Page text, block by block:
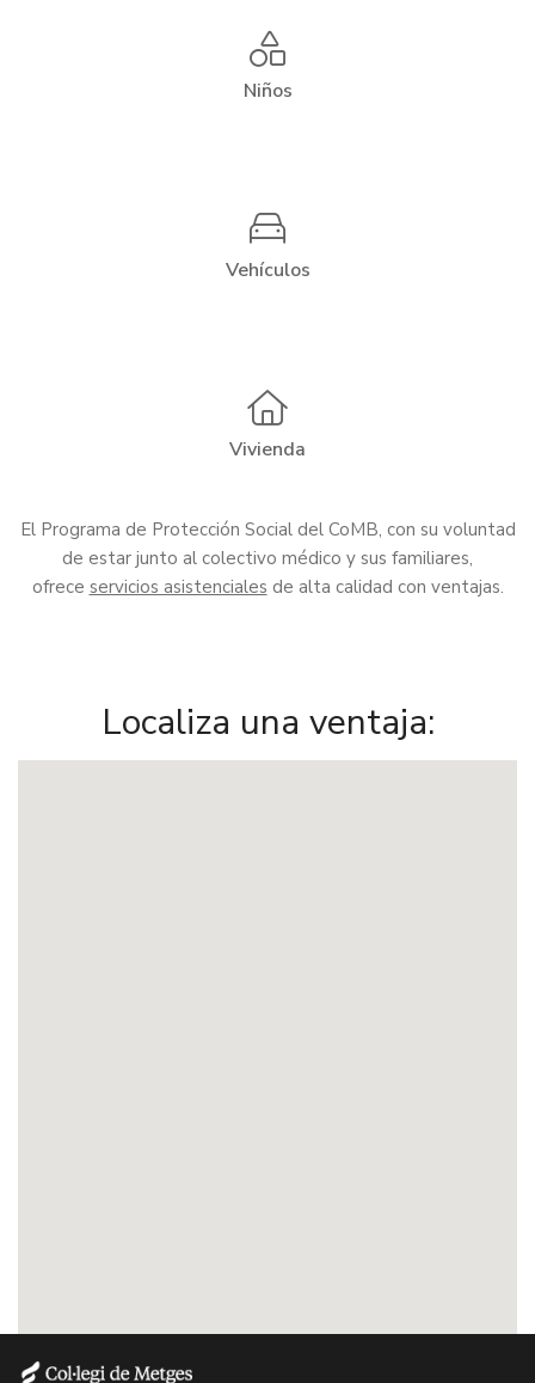
Niños
Vehículos
Vivienda
El Programa de Protección Social del CoMB, con su voluntad
de estar junto al colectivo médico y sus familiares,
ofrece servicios asistenciales de alta calidad con ventajas.
Localiza una ventaja: